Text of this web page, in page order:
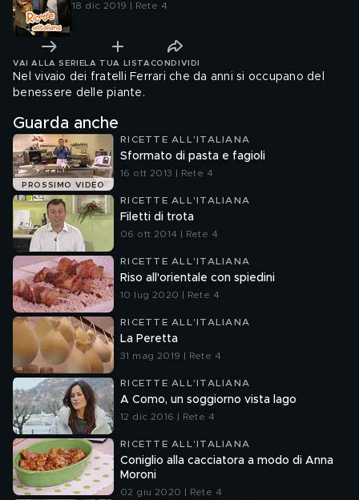
18 dic 2019 | Rete 4
VAI ALLA SERIE LA TUA LISTA CONDIVIDI
Nel vivaio dei fratelli Ferrari che da anni si occupano del
benessere delle piante.
Guarda anche
PROSSIMO VIDEO
RICETTE ALL'ITALIANA
Sformato di pasta e fagioli
16 ott 2013 | Rete 4
RICETTE ALL'ITALIANA
Filetti di trota
06 ott 2014 | Rete 4
RICETTE ALL'ITALIANA
Riso all'orientale con spiedini
10 lug 2020 | Rete 4
RICETTE ALL'ITALIANA
La Peretta
31 mag 2019 | Rete 4
RICETTE ALL'ITALIANA
A Como, un soggiorno vista lago
12 dic 2016 | Rete 4
RICETTE ALL'ITALIANA
Coniglio alla cacciatora a modo di Anna
Moroni
02 giu 2020 | Rete 4